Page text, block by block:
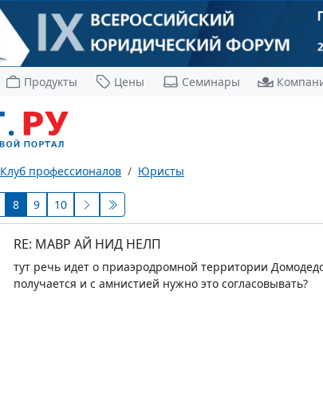
Продукты Цены Семинары
Клуб профессионалов Юристы
8 9 10
RE: МАВР АЙ НИД НЕЛП
тут речь идет о приаэродромной территории
получается и с амнистией нужно это согласовывать?